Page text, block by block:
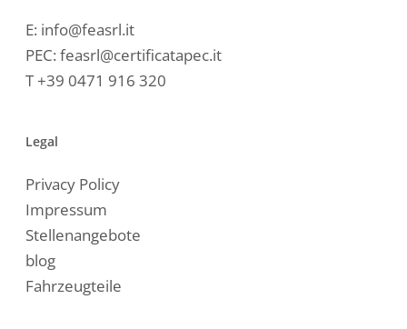
E: info@feasrl.it
PEC: feasrl@certificatapec.it
T+39 0471 916 320
Legal
Privacy Policy
Impressum
Stellenangebote
blog
Fahrzeugteile